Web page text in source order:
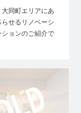
同町エリアにあ
らせるリノベーシ
ションのご紹介で